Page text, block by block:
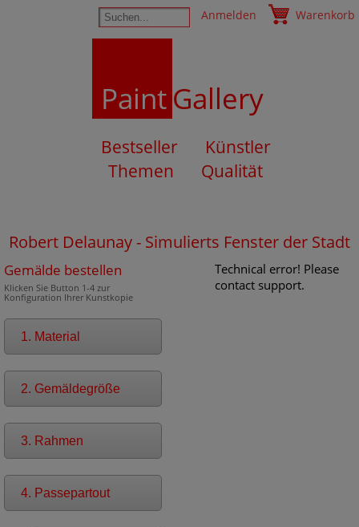
Anmelden Warenkorb
PaintGallery
Bestseller
Künstler
Themen
Qualität
Robert Delaunay - Simulierts Fenster der Stadt
Gemälde bestellen
Klicken Sie Button 1-4 zur
Konfiguration Ihrer Kunstkopie
1. Material
2. Gemäldegröße
3. Rahmen
4. Passepartout
Technical error! Please
contact support.